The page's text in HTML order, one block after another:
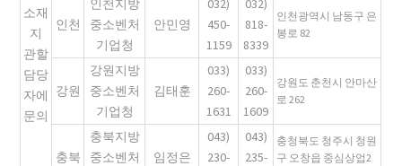
소재
지
관할
담당
자에
문의
인천
중소벤처
기업청
안민영
450-
1159
818-
8339
인천광역시 남동구 은
봉로 82
강원
강원지방
중소벤처
기업청
김태훈
033)
260-
1631
033)
260-
1609
강원도 춘천시 안마산
로 262
충북
충북지방
중소벤처
임정은
043)
230-
043)
235-
충청북도 청주시 청원
구 오창읍 중심상업2